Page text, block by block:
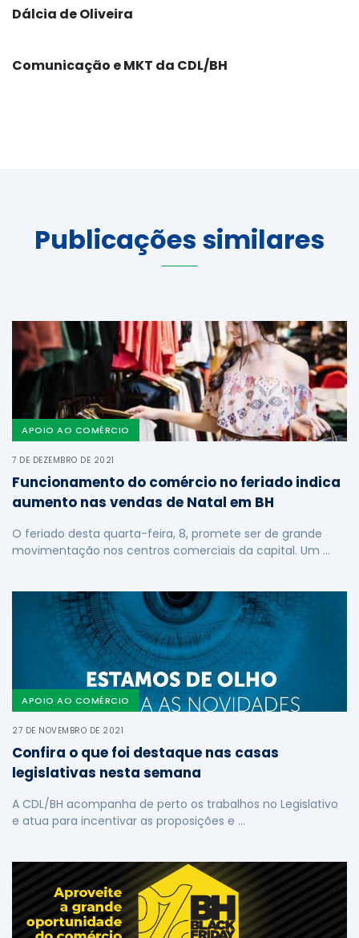
Dálcia de Oliveira
Comunicação e MKT da CDL/BH
Publicações similares
APOIO AO COMÉRCIO
7 DE DEZEMBRO DE 2021
Funcionamento do comércio no feriado indica
aumento nas vendas de Natal em BH
O feriado desta quarta-feira, 8, promete ser de grande
movimentação nos centros comerciais da capital. Um …
APOIO AO COMÉRCIO
27 DE NOVEMBRO DE 2021
Confira o que foi destaque nas casas
legislativas nesta semana
A CDL/BH acompanha de perto os trabalhos no Legislativo
e atua para incentivar as proposições e …